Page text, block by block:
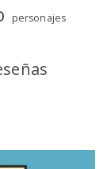
personajes